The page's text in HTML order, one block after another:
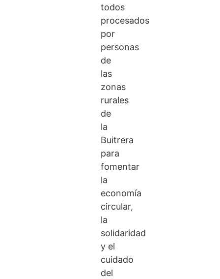
todos
procesados
por
personas
de
las
zonas
rurales
de
la
Buitrera
para
fomentar
la
economía
circular,
la
solidaridad
y el
cuidado
del